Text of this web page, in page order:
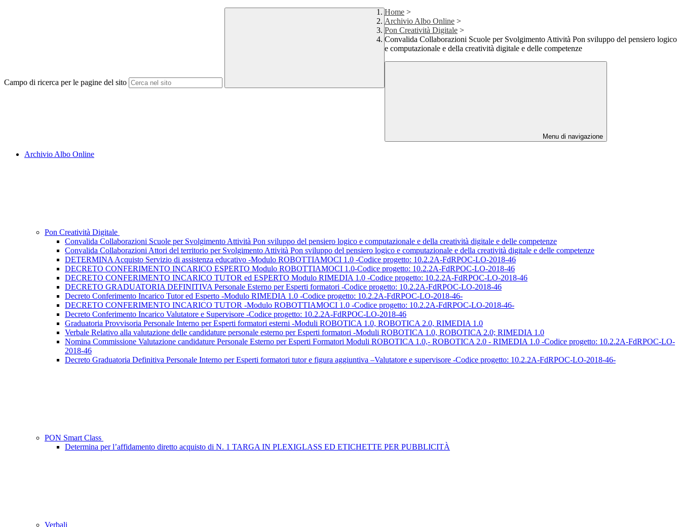
Campo di ricerca per le pagine del sito
Home >
Archivio Albo Online >
Pon Creatività Digitale >
Convalida Collaborazioni Scuole per Svolgimento Attività Pon sviluppo del pensiero logico
e computazionale e della creatività digitale e delle competenze
Menu di navigazione
Archivio Albo Online
Pon Creatività Digitale
Convalida Collaborazioni Scuole per Svolgimento Attività Pon sviluppo del pensiero logico e computazionale e della creatività digitale e delle competenze
Convalida Collaborazioni Attori del territorio per Svolgimento Attività Pon sviluppo del pensiero logico e computazionale e della creatività digitale e delle competenze
DETERMINA Acquisto Servizio di assistenza educativo -Modulo ROBOTTIAMOCI 1.0 -Codice progetto: 10.2.2A-FdRPOC-LO-2018-46
DECRETO CONFERIMENTO INCARICO ESPERTO Modulo ROBOTTIAMOCI 1.0-Codice progetto: 10.2.2A-FdRPOC-LO-2018-46
DECRETO CONFERIMENTO INCARICO TUTOR ed ESPERTO Modulo RIMEDIA 1.0 -Codice progetto: 10.2.2A-FdRPOC-LO-2018-46
DECRETO GRADUATORIA DEFINITIVA Personale Esterno per Esperti formatori -Codice progetto: 10.2.2A-FdRPOC-LO-2018-46
Decreto Conferimento Incarico Tutor ed Esperto -Modulo RIMEDIA 1.0 -Codice progetto: 10.2.2A-FdRPOC-LO-2018-46-
DECRETO CONFERIMENTO INCARICO TUTOR -Modulo ROBOTTIAMOCI 1.0 -Codice progetto: 10.2.2A-FdRPOC-LO-2018-46-
Decreto Conferimento Incarico Valutatore e Supervisore -Codice progetto: 10.2.2A-FdRPOC-LO-2018-46
Graduatoria Provvisoria Personale Interno per Esperti formatori esterni -Moduli ROBOTICA 1.0, ROBOTICA 2.0, RIMEDIA 1.0
Verbale Relativo alla valutazione delle candidature personale esterno per Esperti formatori -Moduli ROBOTICA 1.0, ROBOTICA 2.0; RIMEDIA 1.0
Nomina Commissione Valutazione candidature Personale Esterno per Esperti Formatori Moduli ROBOTICA 1.0,- ROBOTICA 2.0 - RIMEDIA 1.0 -Codice progetto: 10.2.2A-FdRPOC-LO-
2018-46
Decreto Graduatoria Definitiva Personale Interno per Esperti formatori tutor e figura aggiuntiva –Valutatore e supervisore -Codice progetto: 10.2.2A-FdRPOC-LO-2018-46-
PON Smart Class
Determina per l’affidamento diretto acquisto di N. 1 TARGA IN PLEXIGLASS ED ETICHETTE PER PUBBLICITÀ
Verbali